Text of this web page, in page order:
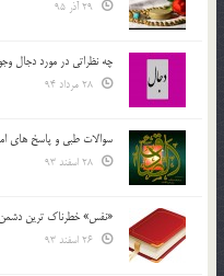
چه نظراتی در مورد دجال
سوالات طبی و پاسخ های
«نفس» خطرناک ترین